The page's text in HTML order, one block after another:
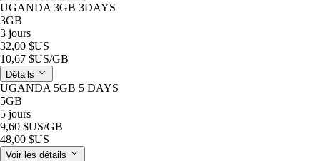
UGANDA 3GB 3DAYS
3GB
3 jours
32,00 $US
10,67 $US/GB
Détails
UGANDA 5GB 5 DAYS
5GB
5 jours
9,60 $US/GB
48,00 $US
Voir les détails